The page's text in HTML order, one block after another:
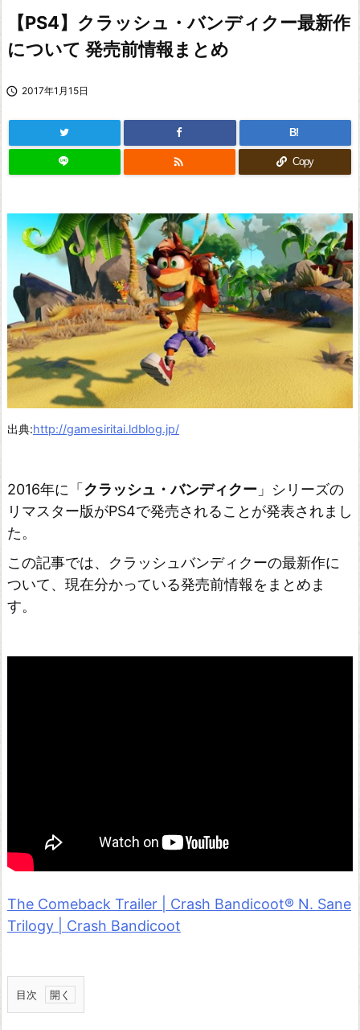
【PS4】クラッシュ・バンディクー最新作
について 発売前情報まとめ
 2017年1月15日
B!
 Copy
出典:http://gamesiritai.ldblog.jp/
2016年に「クラッシュ・バンディクー 」シリーズの
リマスター版がPS4で発売されることが発表されまし
た。
この記事では、クラッシュバンディクーの最新作に
ついて、現在分かっている発売前情報をまとめま
す。
The Comeback Trailer | Crash Bandicoot® N. Sane
Trilogy | Crash Bandicoot
目次
1